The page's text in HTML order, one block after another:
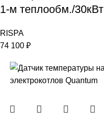
1-м теплообм./30кВт
RISPA
74 100 ₽